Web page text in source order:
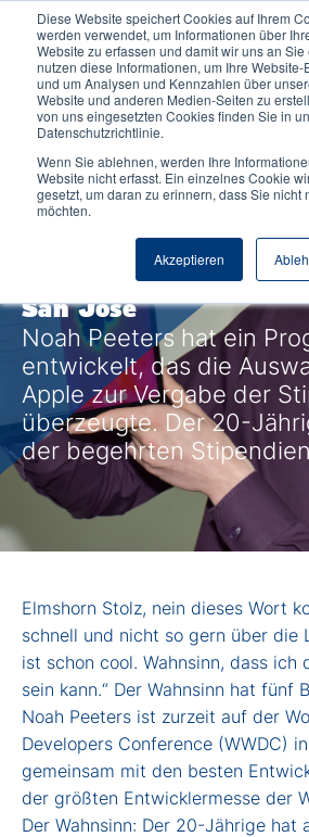
Diese Website speichert Cookies auf Ihrem
werden verwendet, um Informationen über
Website zu erfassen und damit wir uns an
nutzen diese Informationen, um Ihre
und um Analysen und Kennzahlen über
Website und anderen Medien-Seiten zu
von uns eingesetzten Cookies finden Sie in
Datenschutzrichtlinie.
Wenn Sie ablehnen, werden Ihre
Website nicht erfasst. Ein einzelnes Cookie
gesetzt, um daran zu erinnern, dass Sie nicht
möchten.
Akzeptieren
6.06.2019 Duales Studium
Student der
NORDAKADEMIE trifft
Apple-Entwickler bei
San Jose
Noah Peeters hat ein
entwickelt, das die
Apple zur Vergabe der
überzeugte. Der 20-
der begehrten
Elmshorn Stolz, nein dieses Wort
schnell und nicht so gern über die
ist schon cool. Wahnsinn, dass ich
sein kann.“ Der Wahnsinn hat fünf
Noah Peeters ist zurzeit auf der
Developers Conference (WWDC)
gemeinsam mit den besten
der größten Entwicklermesse der
Der Wahnsinn: Der 20-Jährige hat